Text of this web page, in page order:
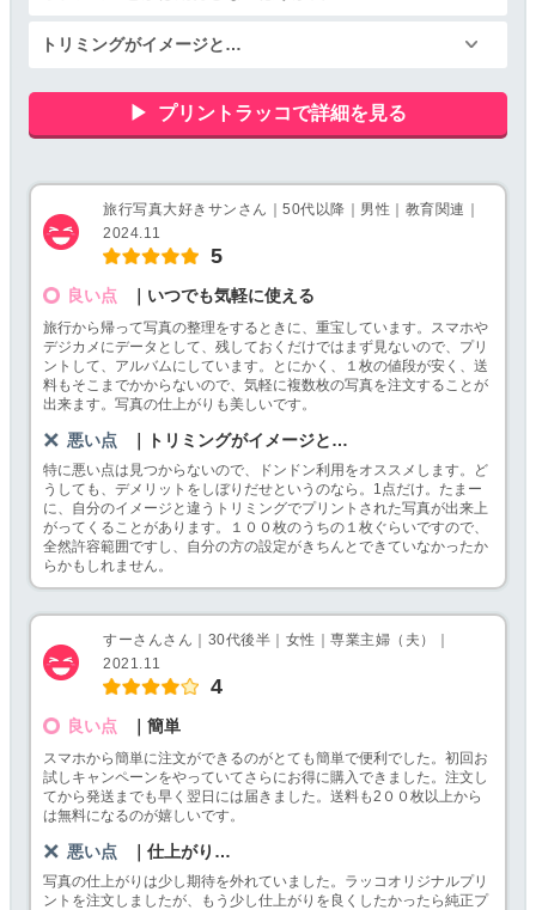
トリミングがイメージと…
プリントラッコで詳細を見る
旅行写真大好きサンさん｜50代以降｜男性｜教育関連｜
2024.11
5
良い点 ｜いつでも気軽に使える
旅行から帰って写真の整理をするときに、重宝しています。スマホや
デジカメにデータとして、残しておくだけではまず見ないので、プリ
ントして、アルバムにしています。とにかく、１枚の値段が安く、送
料もそこまでかからないので、気軽に複数枚の写真を注文することが
出来ます。写真の仕上がりも美しいです。
悪い点 ｜トリミングがイメージと…
特に悪い点は見つからないので、ドンドン利用をオススメします。ど
うしても、デメリットをしぼりだせというのなら。1点だけ。たまー
に、自分のイメージと違うトリミングでプリントされた写真が出来上
がってくることがあります。１００枚のうちの１枚ぐらいですので、
全然許容範囲ですし、自分の方の設定がきちんとできていなかったか
らかもしれません。
すーさんさん｜30代後半｜女性｜専業主婦（夫）｜
2021.11
4
良い点 ｜簡単
スマホから簡単に注文ができるのがとても簡単で便利でした。初回お
試しキャンペーンをやっていてさらにお得に購入できました。注文し
てから発送までも早く翌日には届きました。送料も2００枚以上から
は無料になるのが嬉しいです。
悪い点 ｜仕上がり…
写真の仕上がりは少し期待を外れていました。ラッコオリジナルプリ
ントを注文しましたが、もう少し仕上がりを良くしたかったら純正プ